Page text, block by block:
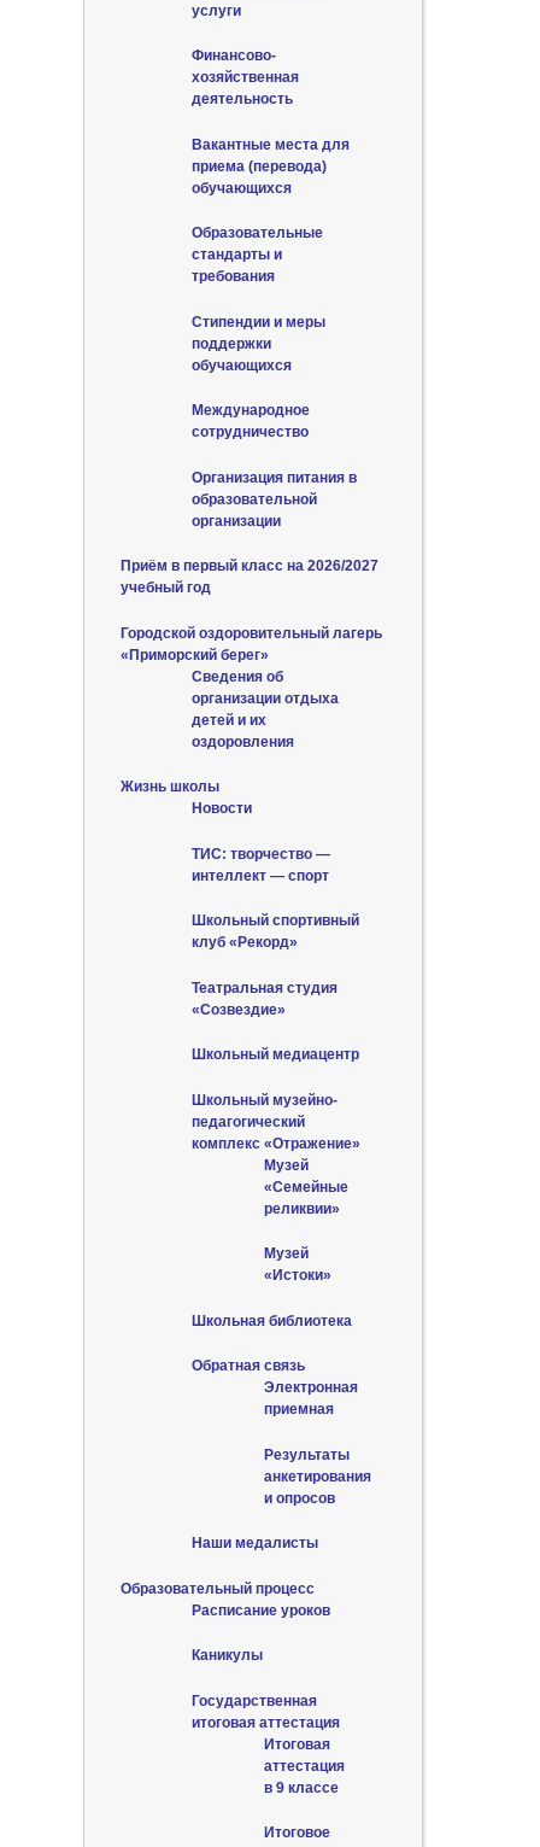
услуги
Финансово-
хозяйственная
деятельность
Вакантные места для
приема (перевода)
обучающихся
Образовательные
стандарты и
требования
Стипендии и меры
поддержки
обучающихся
Международное
сотрудничество
Организация питания в
образовательной
организации
Приём в первый класс на 2026/2027
учебный год
Городской оздоровительный лагерь
«Приморский берег»
Сведения об
организации отдыха
детей и их
оздоровления
Жизнь школы
Новости
ТИС: творчество —
интеллект — спорт
Школьный спортивный
клуб «Рекорд»
Театральная студия
«Созвездие»
Школьный медиацентр
Школьный музейно-
педагогический
комплекс «Отражение»
Музей
«Семейные
реликвии»
Музей
«Истоки»
Школьная библиотека
Обратная связь
Электронная
приемная
Результаты
анкетирования
и опросов
Наши медалисты
Образовательный процесс
Расписание уроков
Каникулы
Государственная
итоговая аттестация
Итоговая
аттестация
в 9 классе
Итоговое